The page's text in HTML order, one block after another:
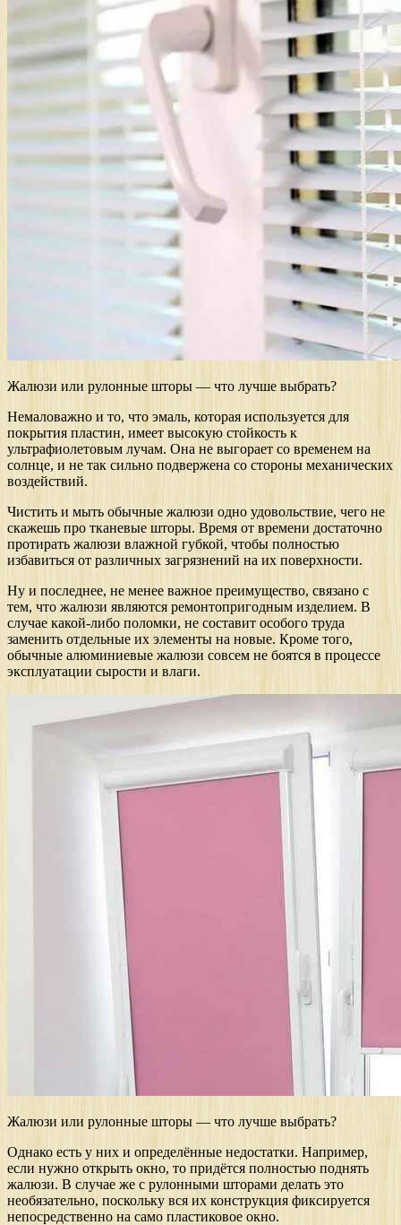
Жалюзи или рулонные шторы — что лучше выбрать?
Немаловажно и то, что эмаль, которая используется для
покрытия пластин, имеет высокую стойкость к
ультрафиолетовым лучам. Она не выгорает со временем на
солнце, и не так сильно подвержена со стороны механических
воздействий.
Чистить и мыть обычные жалюзи одно удовольствие, чего не
скажешь про тканевые шторы. Время от времени достаточно
протирать жалюзи влажной губкой, чтобы полностью
избавиться от различных загрязнений на их поверхности.
Ну и последнее, не менее важное преимущество, связано с
тем, что жалюзи являются ремонтопригодным изделием. В
случае какой-либо поломки, не составит особого труда
заменить отдельные их элементы на новые. Кроме того,
обычные алюминиевые жалюзи совсем не боятся в процессе
эксплуатации сырости и влаги.
Жалюзи или рулонные шторы — что лучше выбрать?
Однако есть у них и определённые недостатки. Например,
если нужно открыть окно, то придётся полностью поднять
жалюзи. В случае же с рулонными шторами делать это
необязательно, поскольку вся их конструкция фиксируется
непосредственно на само пластиковое окно.